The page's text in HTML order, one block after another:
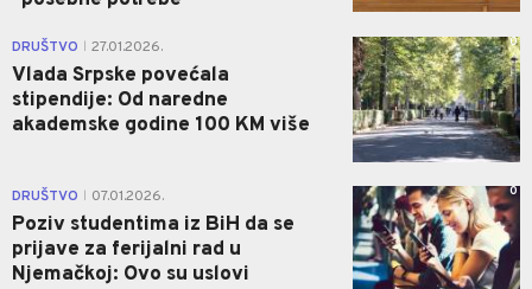
DRUŠTVO 27.01.2026.
Vlada Srpske povećala
stipendije: Od naredne
akademske godine 100 KM više
0
DRUŠTVO 07.01.2026.
Poziv studentima iz BiH da se
prijave za ferijalni rad u
Njemačkoj: Ovo su uslovi
0